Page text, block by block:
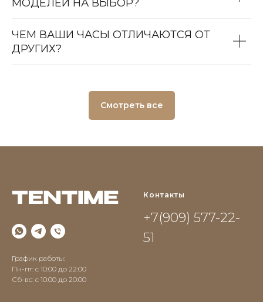
МОДЕЛЕЙ НА ВЫБОР?
ЧЕМ ВАШИ ЧАСЫ ОТЛИЧАЮТСЯ ОТ
ДРУГИХ?
Смотреть все
График работы:
Пн-пт: с 10:00 до 22:00
Сб-вс: c 10:00 до 20:00
Контакты
+7(909) 577-22-
51